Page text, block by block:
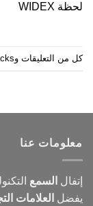
لحظة WIDEX
كل من التعليقات وtrackbacks مغلقة حاليا.
معلومات عنا
إتفال السمع
يفضل العلامات